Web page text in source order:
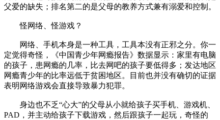
父爱的缺失；排名第二的是父母的教养方式兼有溺爱和控制。
怪网络、怪游戏？
网络、手机本身是一种工具，工具本没有正邪之分。你一
定觉得奇怪，《中国青少年网瘾报告》数据显示：家里有电脑
的孩子，患网瘾的几率，比去网吧的孩子要低得多；发达地区
网瘾青少年的比率远低于贫困地区。目前也并没有确切的证据
表明网络游戏会直接导致暴力犯罪。
身边也不乏“心大”的父母从小就给孩子买手机、游戏机、
PAD，并主动给孩子下载游戏，然后跟孩子一起玩，奇怪的